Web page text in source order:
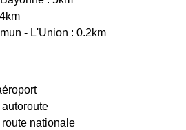
- L'Union : 0.2km
nationale